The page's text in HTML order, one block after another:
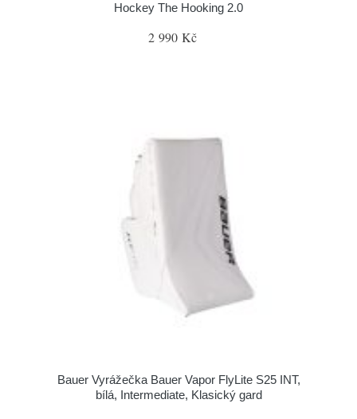
Hockey The Hooking 2.0
2 990 Kč
Bauer Vyrážečka Bauer Vapor FlyLite S25 INT,
bílá, Intermediate, Klasický gard